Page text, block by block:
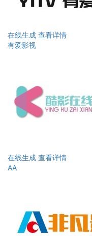
在线生成 查看详情
有爱影视
在线生成 查看详情
AA